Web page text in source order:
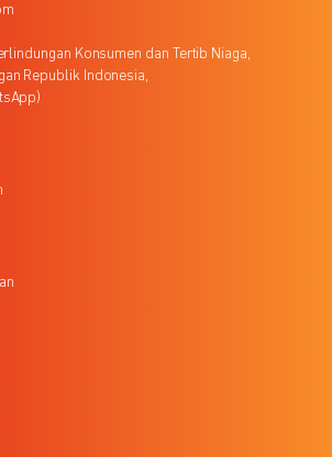
Konsumen dan Tertib Niaga,
Republik Indonesia,